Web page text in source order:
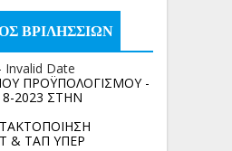
ΒΡΙΛΗΣΣΙΩΝ
Invalid Date
ΠΡΟΫΠΟΛΟΓΙΣΜΟΥ -
2023 ΣΤΗΝ
& ΤΑΠ ΥΠΕΡ